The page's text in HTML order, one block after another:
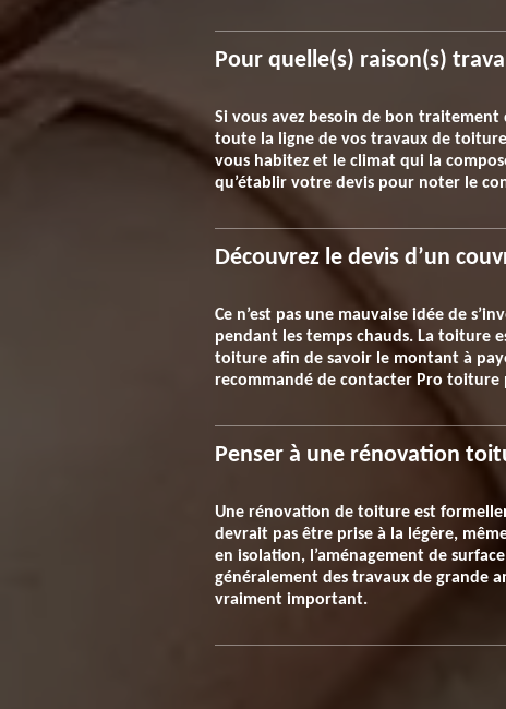
Pour quelle(s) raison(s)
Si vous avez besoin de bon
toute la ligne de vos travaux de
vous habitez et le climat qui la
qu’établir votre devis pour noter le
Découvrez le devis d’un
Ce n’est pas une mauvaise idée de
pendant les temps chauds. La toiture
toiture afin de savoir le montant à
recommandé de contacter Pro toiture
Penser à une rénovation
Une rénovation de toiture est
devrait pas être prise à la légère,
en isolation, l’aménagement de
généralement des travaux de grande
vraiment important.